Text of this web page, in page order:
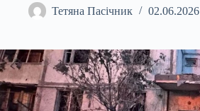
Тетяна Пасічник 02.06.2026